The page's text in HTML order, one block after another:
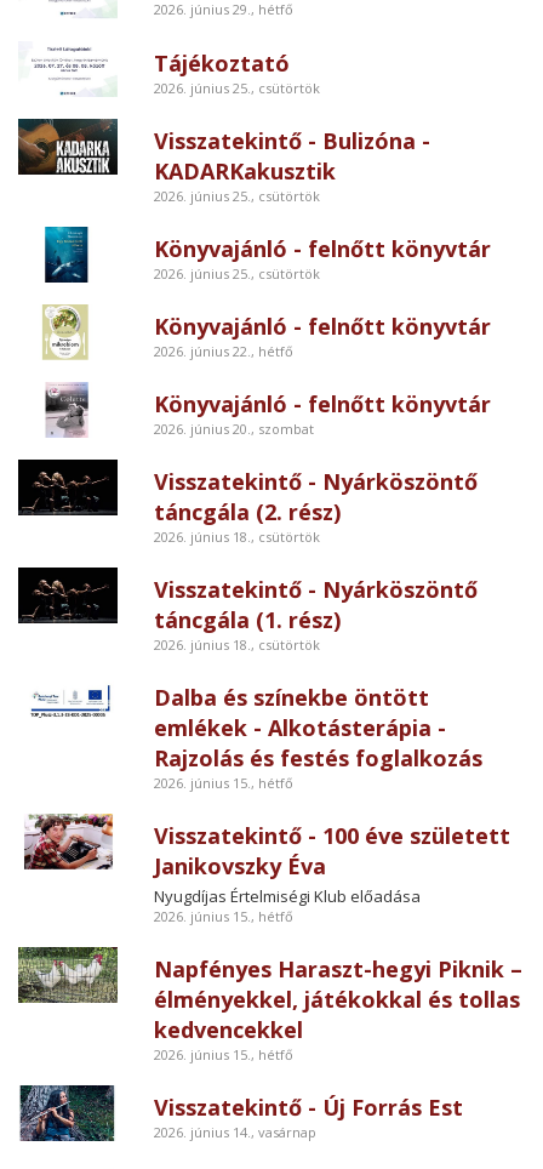
2026. június 29., hétfő
Tájékoztató
2026. június 25., csütörtök
Visszatekintő - Bulizóna -
KADARKakusztik
2026. június 25., csütörtök
Könyvajánló - felnőtt könyvtár
2026. június 25., csütörtök
Könyvajánló - felnőtt könyvtár
2026. június 22., hétfő
Könyvajánló - felnőtt könyvtár
2026. június 20., szombat
Visszatekintő - Nyárköszöntő
táncgála (2. rész)
2026. június 18., csütörtök
Visszatekintő - Nyárköszöntő
táncgála (1. rész)
2026. június 18., csütörtök
Dalba és színekbe öntött
emlékek - Alkotásterápia -
Rajzolás és festés foglalkozás
2026. június 15., hétfő
Visszatekintő - 100 éve született
Janikovszky Éva
Nyugdíjas Értelmiségi Klub előadása
2026. június 15., hétfő
Napfényes Haraszt-hegyi Piknik –
élményekkel, játékokkal és tollas
kedvencekkel
2026. június 15., hétfő
Visszatekintő - Új Forrás Est
2026. június 14., vasárnap